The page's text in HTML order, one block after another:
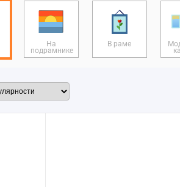
На
подрамнике
В раме